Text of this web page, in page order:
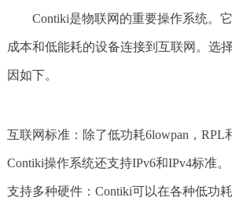
Contiki是物联网的重要操作系统。
成本和低能耗的设备连接到互联网。选
因如下。
互联网标准：除了低功耗6lowpan，RPL
Contiki操作系统还支持IPv6和IPv4标准。
支持多种硬件：Contiki可以在各种低功